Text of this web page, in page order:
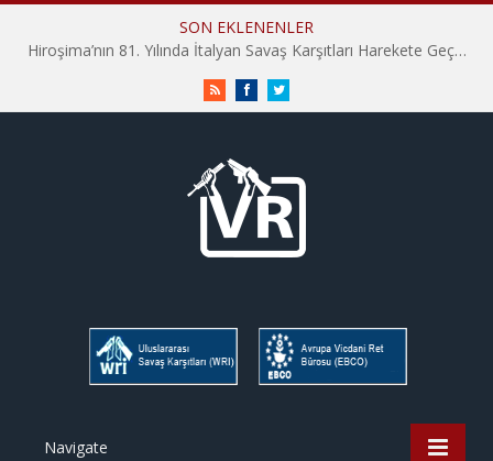
SON EKLENENLER
Hiroşima’nın 81. Yılında İtalyan Savaş Karşıtları Harekete Geçti: “Hatırlamak yeterli değil”
RSS FacebookTwitter
Navigate